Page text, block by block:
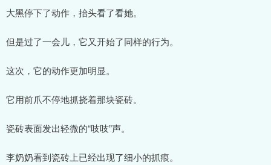
大黑停下了动作，抬头看了看她。
但是过了一会儿，它又开始了同样的行为。
这次，它的动作更加明显。
它用前爪不停地抓挠着那块瓷砖。
瓷砖表面发出轻微的“吱吱”声。
李奶奶看到瓷砖上已经出现了细小的抓痕。